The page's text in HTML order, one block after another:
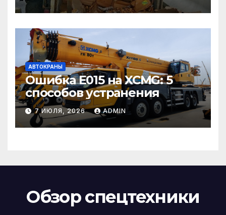
АВТОКРАНЫ
Ошибка E015 на XCMG: 5
способов устранения
7 ИЮЛЯ, 2026 ADMIN
Обзор спецтехники